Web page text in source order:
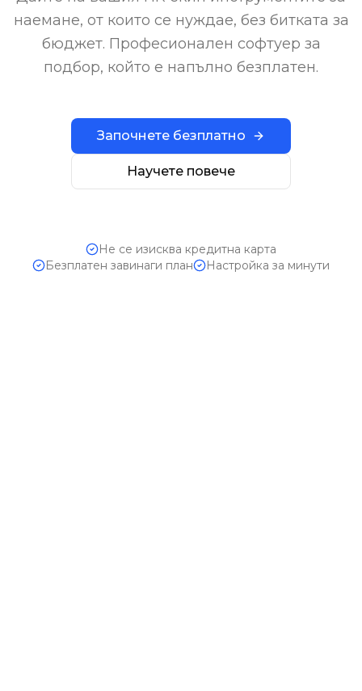
наемане, от които се нуждае, без битката за
бюджет. Професионален софтуер за
подбор, който е напълно безплатен.
Започнете безплатно
Научете повече
Не се изисква кредитна карта
Безплатен завинаги план
Настройка за минути